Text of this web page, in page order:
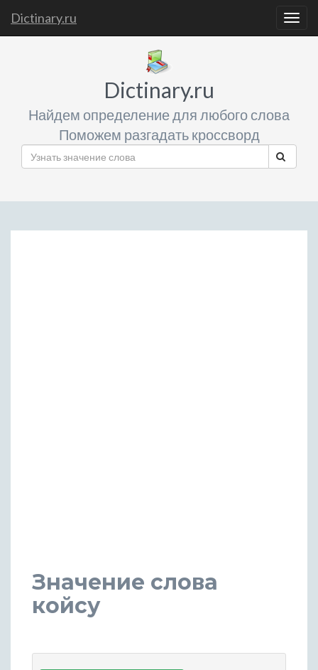
Dictinary.ru
Dictinary.ru
Найдем определение для любого слова
Поможем разгадать кроссворд
Значение слова
койсу